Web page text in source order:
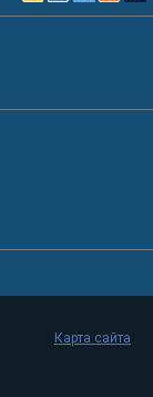
Карта сайта